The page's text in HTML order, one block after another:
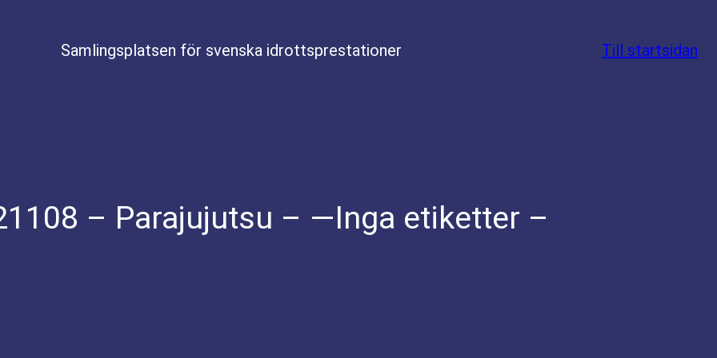
Samlingsplatsen för svenska idrottsprestationer Till startsidan
– Parajujutsu – —Inga etiketter –